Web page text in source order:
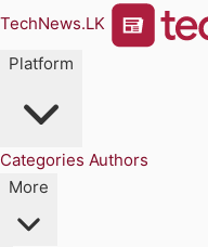
TechNews.LK
Platform
Categories Authors
More